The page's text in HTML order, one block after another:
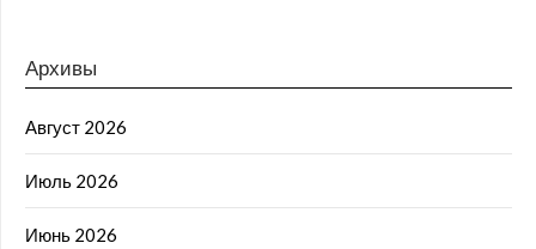
Архивы
Август 2026
Июль 2026
Июнь 2026